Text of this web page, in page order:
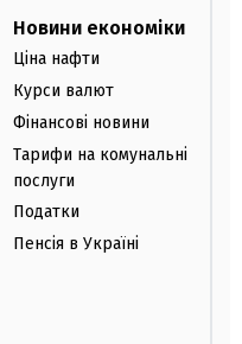
Новини економіки
Ціна нафти
Курси валют
Фінансові новини
Тарифи на комунальні
послуги
Податки
Пенсія в Україні